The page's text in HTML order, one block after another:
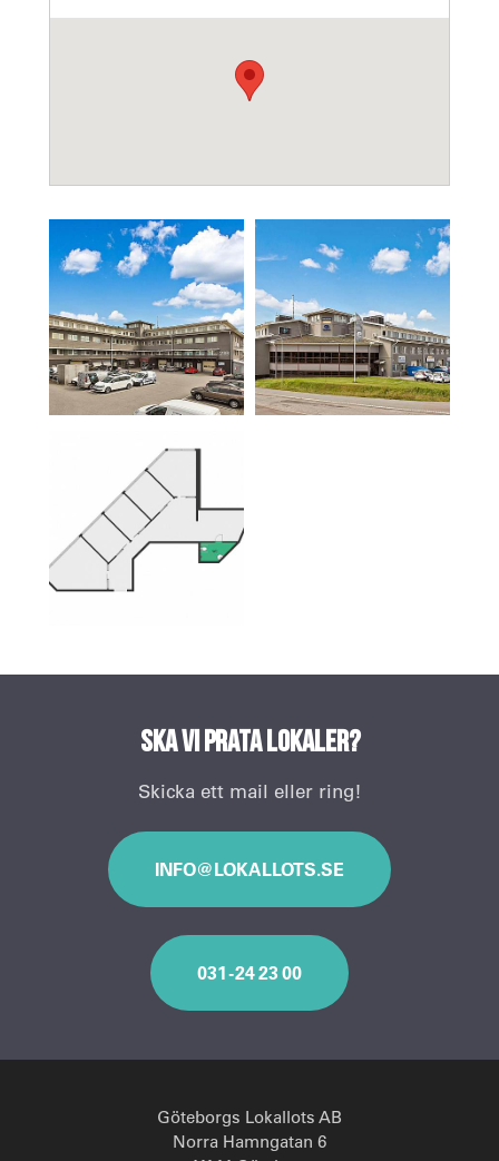
Ska vi prata lokaler?
Skicka ett mail eller ring!
INFO@LOKALLOTS.SE
031 - 24 23 00
Göteborgs Lokallots AB
Norra Hamngatan 6